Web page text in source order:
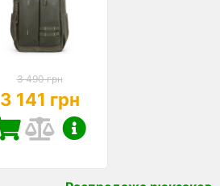
3 490 грн
3 141 грн